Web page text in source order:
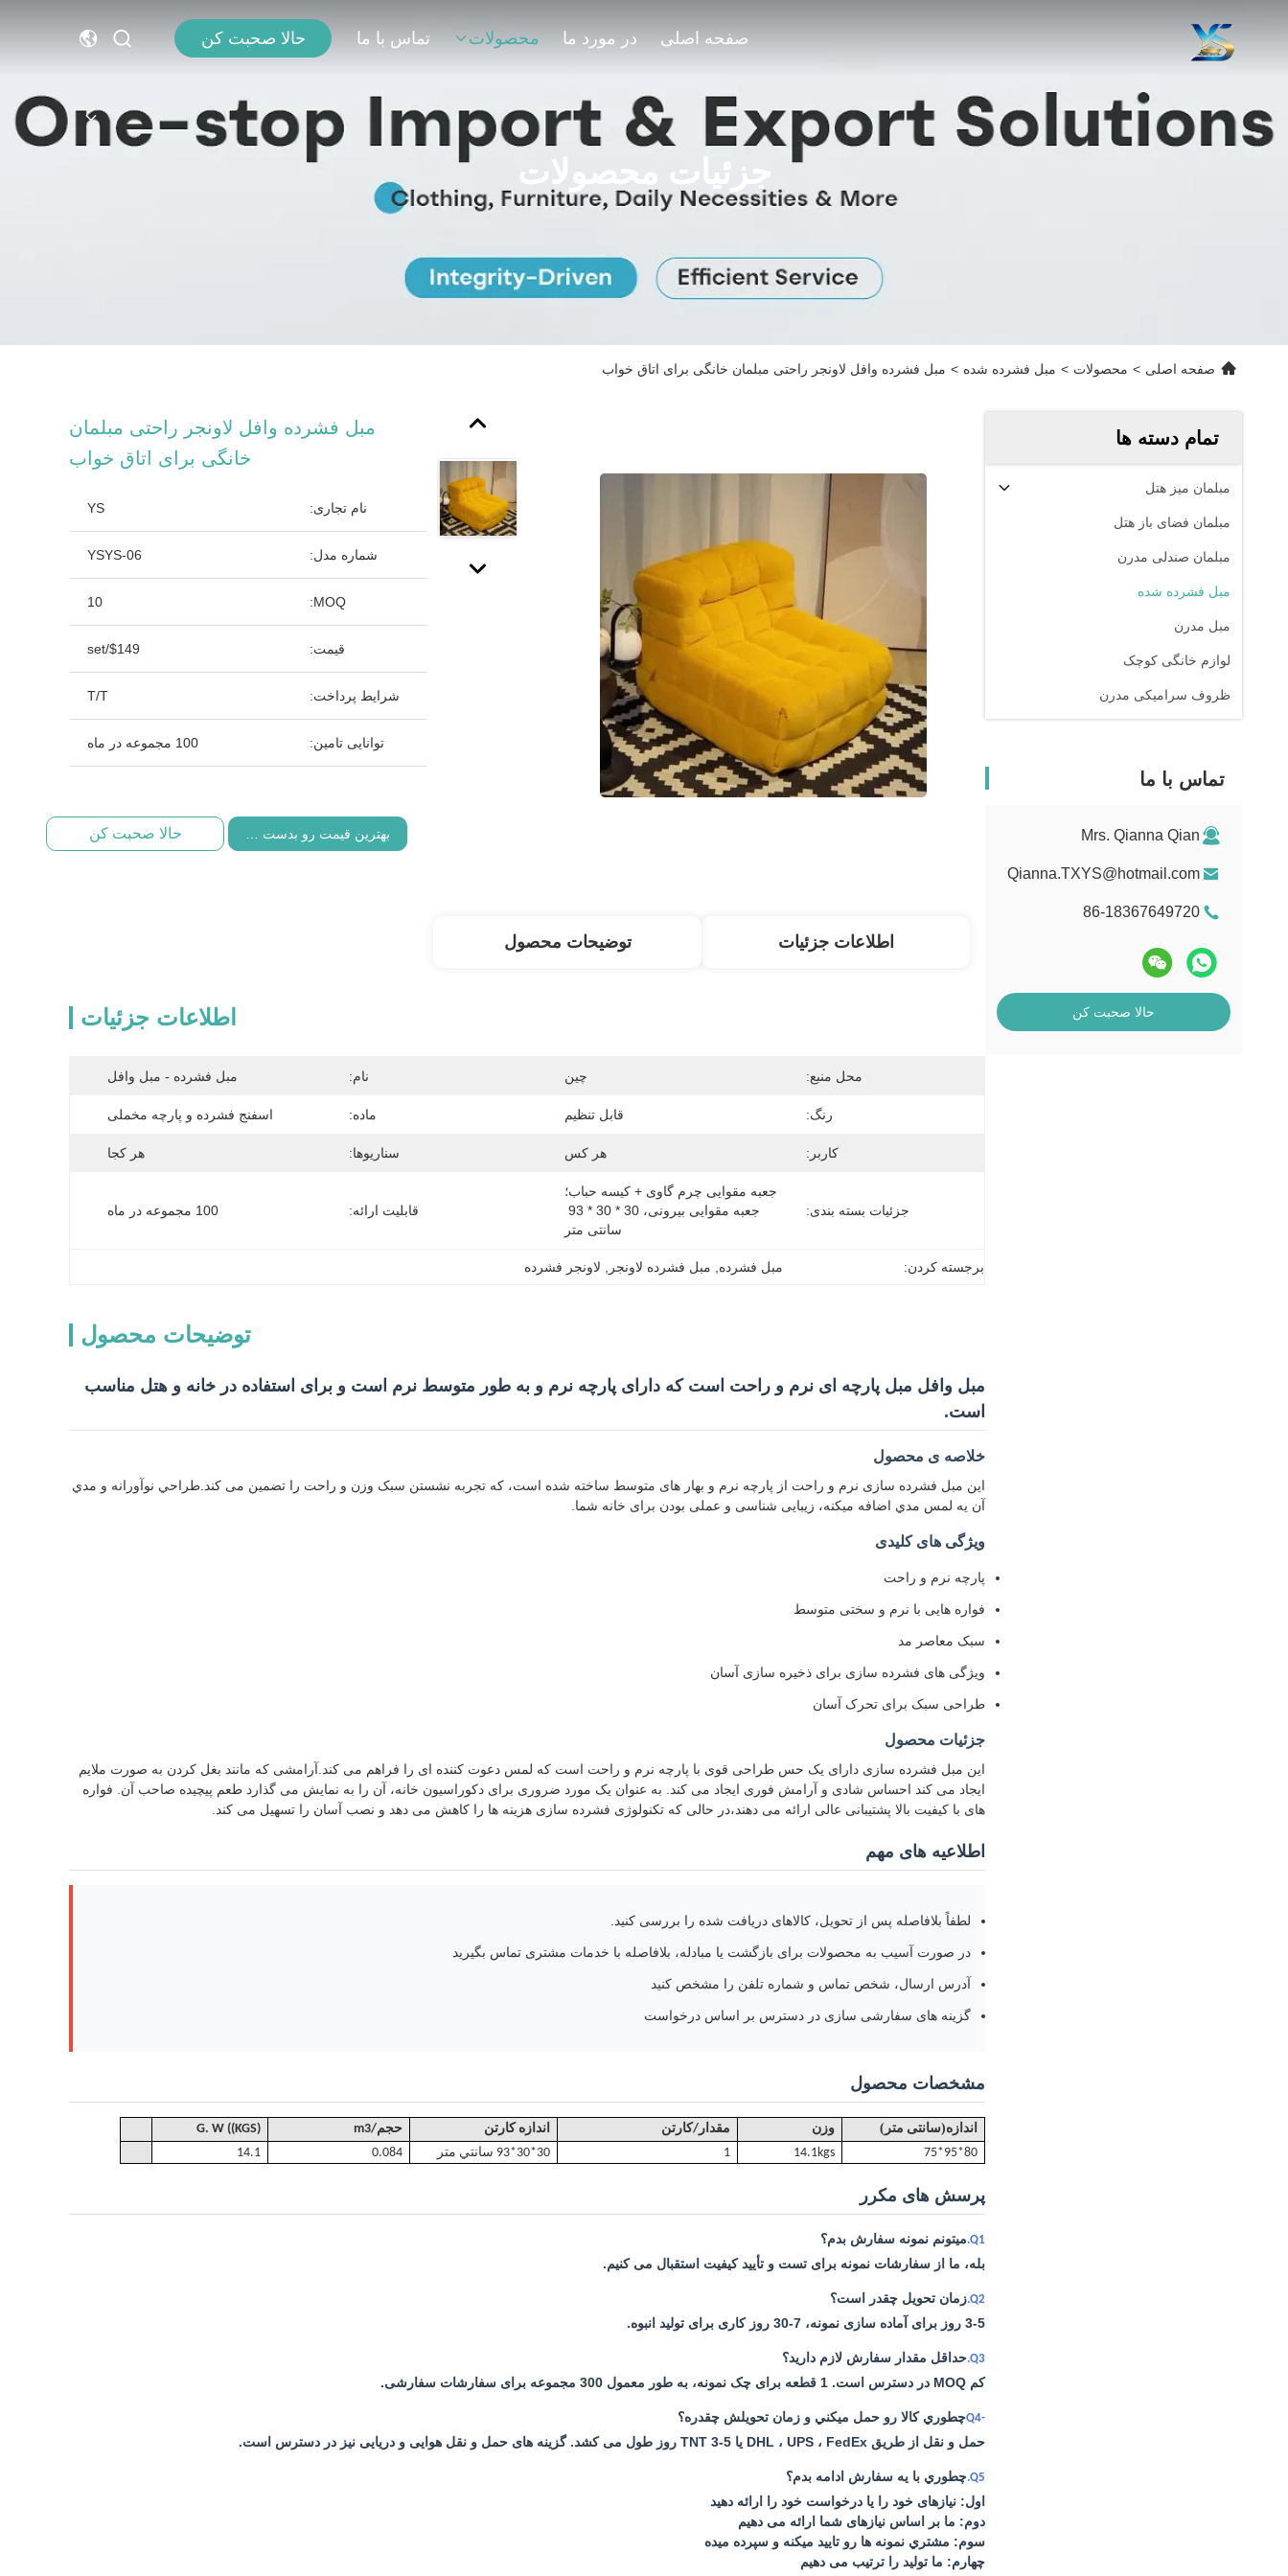
صفحه اصلی در مورد ما محصولات تماس با ما حالا صحبت کن
جزئیات محصولات
صفحه اصلی > محصولات > مبل فشرده شده > مبل فشرده وافل لاونجر راحتی مبلمان خانگی برای اتاق خواب
تمام دسته ها
مبلمان میز هتل
مبلمان فضای باز هتل
مبلمان صندلی مدرن
مبل فشرده شده
مبل مدرن
لوازم خانگی کوچک
ظروف سرامیکی مدرن
تماس با ما
Mrs. Qianna Qian
Qianna.TXYS@hotmail.com
86-18367649720
حالا صحبت کن
مبل فشرده وافل لاونجر راحتی مبلمان
خانگی برای اتاق خواب
نام تجاری: YS
شماره مدل: YSYS-06
MOQ:
10
قیمت: $149/set
شرایط پرداخت: T/T
توانایی تامین: 100 مجموعه در ماه
بهترین قیمت رو بدست بیار حالا صحبت کن
اطلاعات جزئیات توضیحات محصول
اطلاعات جزئیات
محل منبع: چین نام: مبل فشرده - مبل وافل
رنگ: قابل تنظیم ماده: اسفنج فشرده و پارچه مخملی
کاربر: هر کس سناریوها: هر کجا
جزئیات بسته بندی:
سانتی متر
قابلیت ارائه: 100 مجموعه در ماه
برجسته کردن: مبل فشرده مبل فشرده لاونجر لاونجر فشرده
توضیحات محصول
مبل وافل مبل پارچه ای نرم و راحت است که دارای پارچه نرم و به طور متوسط نرم است و برای استفاده در خانه و هتل مناسب
است.
خلاصه ی محصول
این مبل فشرده سازی نرم و راحت از پارچه نرم و بهار های متوسط ساخته شده است، که تجربه نشستن سبک وزن و راحت را تضمین می کند.طراحي نوآورانه و مدي
آن يه لمس مدي اضافه ميکنه، زیبایی شناسی و عملی بودن برای خانه شما.
ویژگی های کلیدی
پارچه نرم و راحت
فواره هایی با نرم و سختی متوسط
سبک معاصر مد
ویژگی های فشرده سازی برای ذخیره سازی آسان
طراحی سبک برای تحرک آسان
جزئیات محصول
این مبل فشرده سازی دارای یک حس طراحی قوی با پارچه نرم و راحت است که لمس دعوت کننده ای را فراهم می کند.آرامشی که مانند بغل کردن به صورت ملایم
ایجاد می کند احساس شادی و آرامش فوری ایجاد می کند. به عنوان یک مورد ضروری برای دکوراسیون خانه، آن را به نمایش می گذارد طعم پیچیده صاحب آن. فواره
های با کیفیت بالا پشتیبانی عالی ارائه می دهند،در حالی که تکنولوژی فشرده سازی هزینه ها را کاهش می دهد و نصب آسان را تسهیل می کند.
اطلاعیه های مهم
لطفاً بلافاصله پس از تحویل، کالاهای دریافت شده را بررسی کنید.
در صورت آسیب به محصولات برای بازگشت یا مبادله، بلافاصله با خدمات مشتری تماس بگیرید
آدرس ارسال، شخص تماس و شماره تلفن را مشخص کنید
گزینه های سفارشی سازی در دسترس بر اساس درخواست
مشخصات محصول
اندازه(سانتی متر ) وزن مقدار/کارتن اندازه کارتن حجم/
m3
G. W ((KGS)
80*95*75
14.1kgs
1 30*30*93 سانتي متر 0.084
14.1
پرسش های مکرر
Q1. ميتونم نمونه سفارش بدم؟
بله، ما از سفارشات نمونه برای تست و تأیید کیفیت استقبال می کنیم.
Q2. زمان تحویل چقدر است؟
3-5 روز برای آماده سازی نمونه، 7-30 روز کاری برای تولید انبوه.
Q3. حداقل مقدار سفارش لازم دارید؟
کم MOQ در دسترس است. 1 قطعه برای چک نمونه، به طور معمول 300 مجموعه برای سفارشات سفارشی.
-Q4
چطوري کالا رو حمل ميکني و زمان تحویلش چقدره؟
حمل و نقل از طریق DHL ، UPS ، FedEx یا TNT 3-5 روز طول می کشد. گزینه های حمل و نقل هوایی و دریایی نیز در دسترس است.
Q5. چطوري با يه سفارش ادامه بدم؟
اول: نیازهای خود را یا درخواست خود را ارائه دهید
دوم: ما بر اساس نیازهای شما ارائه می دهیم
سوم: مشتري نمونه ها رو تاييد ميکنه و سپرده ميده
چهارم: ما تولید را ترتیب می دهیم